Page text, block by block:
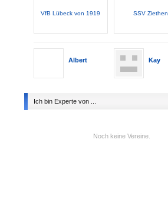
VfB Lübeck von 1919 SSV Ziethen
Albert Kay
Ich bin Experte von ...
Noch keine Vereine.